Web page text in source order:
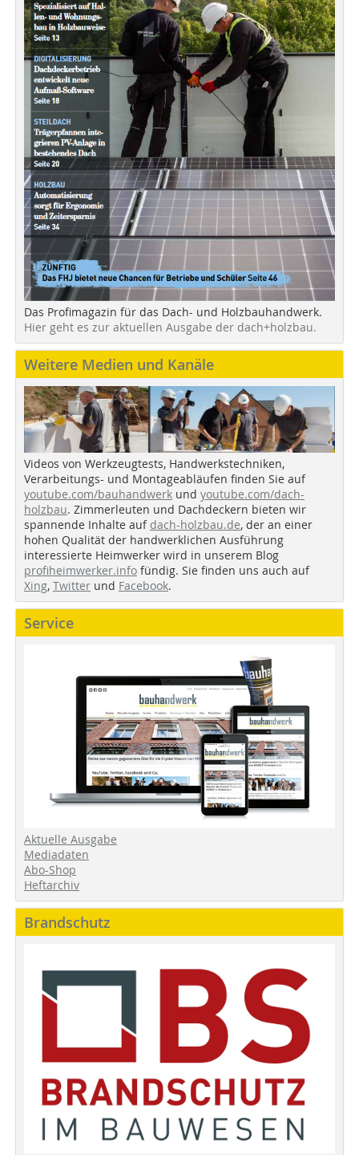
Das Profimagazin für das Dach- und Holzbauhandwerk.
Hier geht es zur aktuellen Ausgabe der dach+holzbau.
Weitere Medien und Kanäle
Videos von Werkzeugtests, Handwerkstechniken,
Verarbeitungs- und Montageabläufen finden Sie auf
youtube.com/bauhandwerk und youtube.com/dach-
holzbau. Zimmerleuten und Dachdeckern bieten wir
spannende Inhalte auf dach-holzbau.de, der an einer
hohen Qualität der handwerklichen Ausführung
interessierte Heimwerker wird in unserem Blog
profiheimwerker.info fündig. Sie finden uns auch auf
Xing, Twitter und Facebook.
Service
Aktuelle Ausgabe
Mediadaten
Abo-Shop
Heftarchiv
Brandschutz